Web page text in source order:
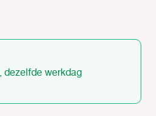
dezelfde werkdag